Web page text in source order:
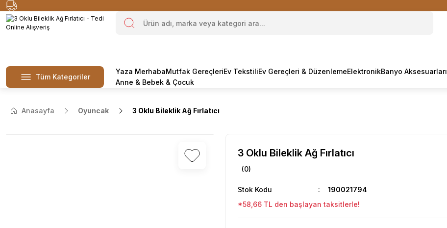
Tüm Kategoriler
Yaza MerhabaMutfak GereçleriEv TekstiliEv Gereçleri & DüzenlemeElektronikBanyo Aksesuarları
Anne & Bebek & Çocuk
Anasayfa Oyuncak 3 Oklu Bileklik Ağ Fırlatıcı
3 Oklu Bileklik Ağ Fırlatıcı
(0)
Stok Kodu
190021794
*58,66 TL den başlayan taksitlerle!